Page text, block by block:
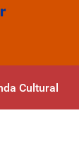
Cultural